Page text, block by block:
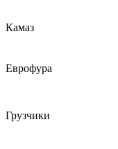
Камаз
Еврофура
Грузчики